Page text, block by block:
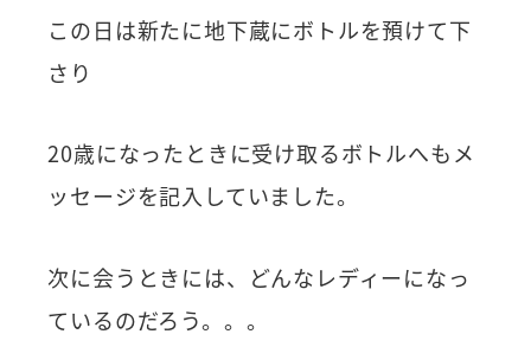
この日は新たに地下蔵にボトルを預けて下
さり
20歳になったときに受け取るボトルへもメ
ッセージを記入していました。
次に会うときには、どんなレディーになっ
ているのだろう。。。